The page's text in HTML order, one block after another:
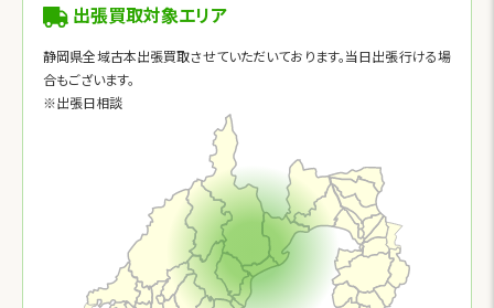
出張買取対象エリア
静岡県全域古本出張買取させていただいております。当日出張行ける場
合もございます。
※出張日相談